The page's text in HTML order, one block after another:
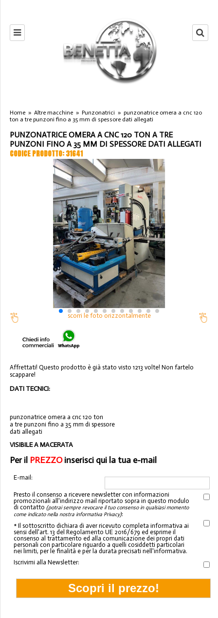
Home » Altre macchine » Punzonatrici » punzonatrice omera a cnc 120
ton a tre punzoni fino a 35 mm di spessore dati allegati
PUNZONATRICE OMERA A CNC 120 TON A TRE
PUNZONI FINO A 35 MM DI SPESSORE DATI ALLEGATI
CODICE PRODOTTO: 31641
scorri le foto orizzontalmente
Affrettati! Questo prodotto è già stato visto 1213 volte! Non fartelo
scappare!
DATI TECNICI:
punzonatrice omera a cnc 120 ton
a tre punzoni fino a 35 mm di spessore
dati allegati
VISIBILE A MACERATA
Per il PREZZOinserisci qui la tua e-mail
E-mail:
Presto il consenso a ricevere newsletter con informazioni
promozionali all'indirizzo mail riportato sopra in questo modulo
di contatto (potrai sempre revocare il tuo consenso in qualsiasi momento
come indicato nella nostra informativa Privacy):
* Il sottoscritto dichiara di aver ricevuto completa informativa ai
sensi dell'art. 13 del Regolamento UE 2016/679 ed esprime il
consenso al trattamento ed alla comunicazione dei propri dati
personali con particolare riguardo a quelli cosiddetti particolari
nei limiti, per le finalità e per la durata precisati nell'informativa.
Iscrivimi alla Newsletter: